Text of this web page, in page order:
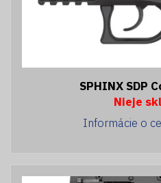
SPHINX SDP
Nieje
Informácie o